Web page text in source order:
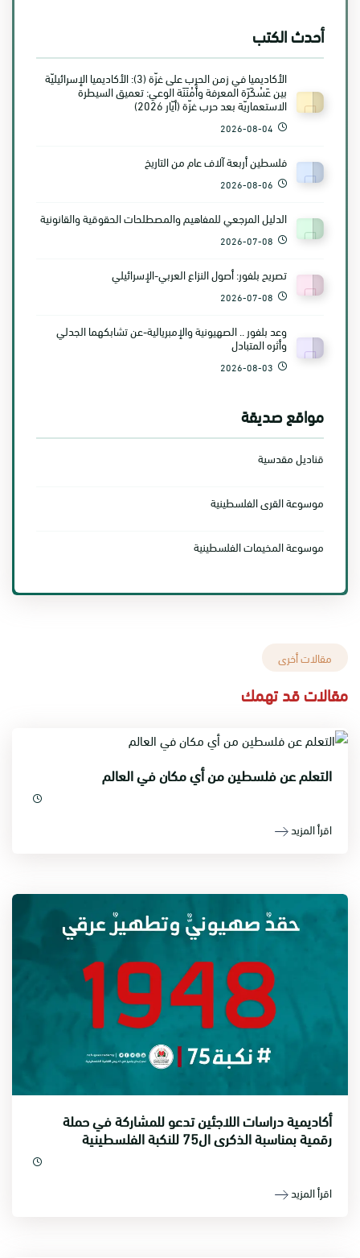
أحدث الكتب
الأكاديميا في زمن الحرب على غزّة (3): الأكاديميا الإسرائيليّة
بين عَسْكَرَة المعرفة وأَمْنَنَة الوعي: تعميق السيطرة
الاستعماريّة بعد حرب غزّة (أيّار 2026)
2026-08-04
فلسطين أربعة آلاف عام من التاريخ
2026-08-06
الدليل المرجعي للمفاهيم والمصطلحات الحقوقية والقانونية
2026-07-08
تصريح بلفور: أصول النزاع العربي-الإسرائيلي
2026-07-08
وعد بلفور .. الصهيونية والإمبريالية-عن تشابكهما الجدلي
وأثره المتبادل
2026-08-03
مواقع صديقة
قناديل مقدسية
موسوعة القرى الفلسطينية
موسوعة المخيمات الفلسطينية
مقالات أخرى
مقالات قد تهمك
التعلم عن فلسطين من أي مكان في العالم
اقرأ المزيد
أكاديمية دراسات اللاجئين تدعو للمشاركة في حملة
رقمية بمناسبة الذكرى ال75 للنكبة الفلسطينية
اقرأ المزيد